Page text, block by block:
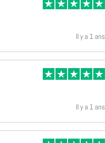
Il y a 1 ans
Il y a 1 ans